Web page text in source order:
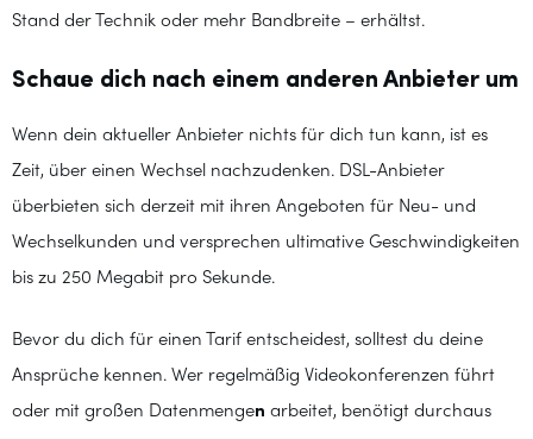
Stand der Technik oder mehr Bandbreite – erhältst.
Schaue dich nach einem anderen Anbieter um
Wenn dein aktueller Anbieter nichts für dich tun kann, ist es
Zeit, über einen Wechsel nachzudenken. DSL-Anbieter
überbieten sich derzeit mit ihren Angeboten für Neu- und
Wechselkunden und versprechen ultimative Geschwindigkeiten
bis zu 250 Megabit pro Sekunde.
Bevor du dich für einen Tarif entscheidest, solltest du deine
Ansprüche kennen. Wer regelmäßig Videokonferenzen führt
oder mit großen Datenmengen arbeitet, benötigt durchaus